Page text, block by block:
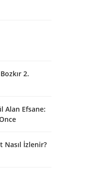
2.
Alan Efsane:
Nasıl İzlenir?